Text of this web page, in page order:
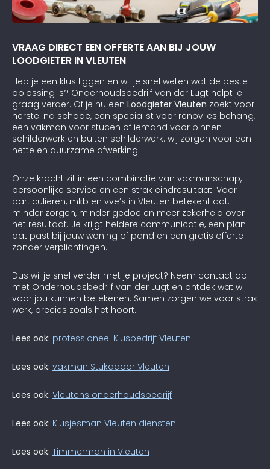
VRAAG DIRECT EEN OFFERTE AAN BIJ JOUW
LOODGIETER IN VLEUTEN
Heb je een klus liggen en wil je snel weten wat de beste
oplossing is? Onderhoudsbedrijf van der Lugt helpt je
graag verder. Of je nu een Loodgieter Vleuten zoekt voor
herstel na schade, een specialist voor renovlies behang,
een vakman voor stucen of iemand voor binnen
schilderwerk en buiten schilderwerk: wij zorgen voor een
nette en duurzame afwerking.
Onze kracht zit in een combinatie van vakmanschap,
persoonlijke service en een strak eindresultaat. Voor
particulieren, mkb en vve’s in Vleuten betekent dat:
minder zorgen, minder gedoe en meer zekerheid over
het resultaat. Je krijgt heldere communicatie, een plan
dat past bij jouw woning of pand en een gratis offerte
zonder verplichtingen.
Dus wil je snel verder met je project? Neem contact op
met Onderhoudsbedrijf van der Lugt en ontdek wat wij
voor jou kunnen betekenen. Samen zorgen we voor strak
werk, precies zoals het hoort.
Lees ook: professioneel Klusbedrijf Vleuten
Lees ook: vakman Stukadoor Vleuten
Lees ook: Vleutens onderhoudsbedrijf
Lees ook: Klusjesman Vleuten diensten
Lees ook: Timmerman in Vleuten